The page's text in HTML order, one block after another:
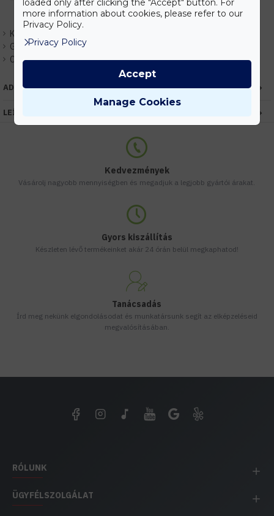
Készlet:
Gyártó:Optonica
Cikkszám:EHOP5518
ADATOK
LEÍRÁS
Kedvezmények
Vásárolj nagyobb mennyiségben és megadjuk a legjobb gyártói árakat.
Gyors kiszállítás
Készleten lévő termékeinket akár 24 órán belül megkaphatod!
Tanácsadás
Írd meg nekünk elgondolásodat és munkatársunk segít az elképzeléseid
megvalósításában.
RÓLUNK
ÜGYFÉLSZOLGÁLAT
more information about cookies, please refer to our
Privacy Policy.
Privacy Policy
Manage Cookies
Accept